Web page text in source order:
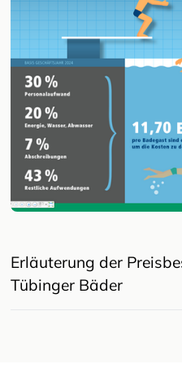
Erläuterung der
Tübinger Bäder